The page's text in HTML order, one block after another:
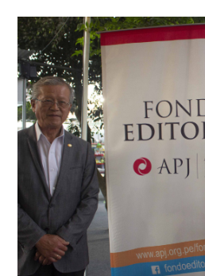
Cursos
Museo de la Inmigración
Fondo Editorial
Teatro Peruano Japonés